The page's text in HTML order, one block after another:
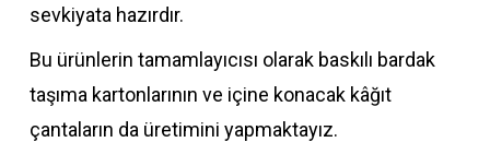
sevkiyata hazırdır.
Bu ürünlerin tamamlayıcısı olarak baskılı bardak
taşıma kartonlarının ve içine konacak kâğıt
çantaların da üretimini yapmaktayız.